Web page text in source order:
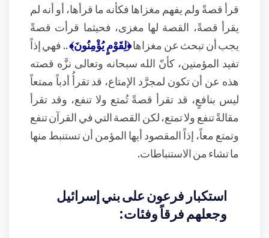
قرأ قصةً ولم يفهم مغزاها فكأنه ما قرأها، أو أنه لم
يقرأ قصةً، القصة لها مغزى، فحيثما قرأت قصةً
يجب أن تبحث عن مغزاها﴿لِقَوْمٍ يُؤْمِنُونَ﴾.. فهي إذاً
تفيد المؤمنين، كأنّ الله سبحانه وتعالى نزَّه قصته
هذه عن أن تكون لمجرَّد الإمتاع، قد تقرأُ أدباً ممتعاً
ليس بنافعٍ، قد تقرأ قصةً تُمتع ولا تنفع، وقد تقرأ
مقالةً تنفع ولا تمتع، لكن القصة التي في القرآن تنفع
وتمتع معاً، إذاً المقصود أيها المؤمن أن تستنبط منها
ما تشاء من الاستنباطات.
استكبار فرعون على بني إسرائيل
وجعلهم فرقاً وفئات: